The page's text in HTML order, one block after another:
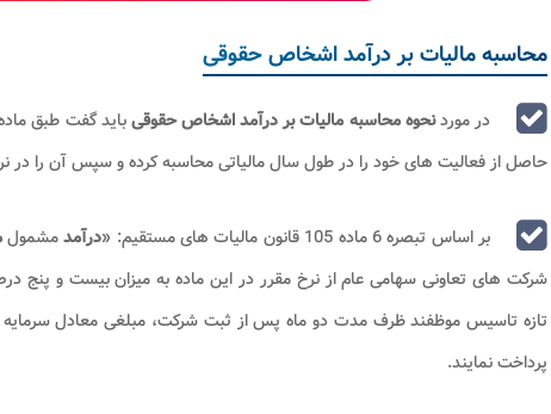
محاسبه مالیات بر درآمد اشخاص حقوقی
در موردنحوهمحاسبه مالیات بر درآمد اشخاص حقوقیباید گفت طبق ماده 105 قانون مالیات های
حاصل از فعالیت های خود را در طول سال مالیاتی محاسبه کرده و سپس آن را در نرخ 25% ضرب کنند تا مبلغ
بر اساس تبصره 6 ماده 105 قانون مالیات های مستقیم: « درآمدمشمول
تازه تاسیس موظفند ظرف مدت دو ماه پس از ثبت شرکت، مبلغی معادل سرمایه
پرداخت نمایند.